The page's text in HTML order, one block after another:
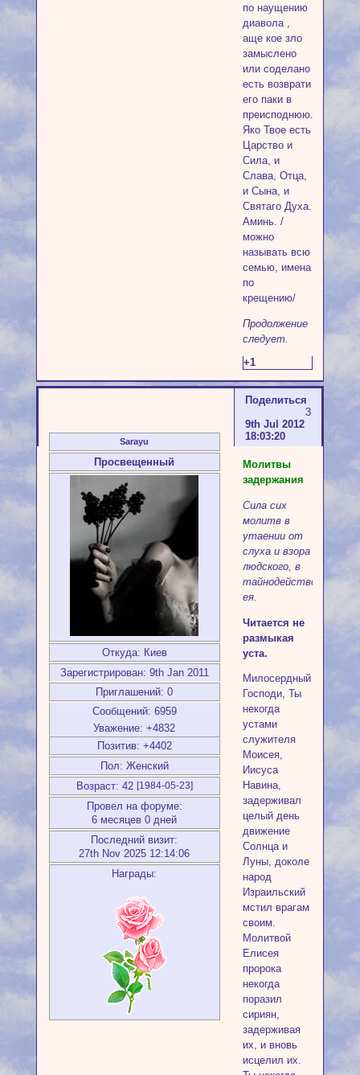
по наущению
диавола ,
аще кое зло
замыслено
или соделано
есть возврати
его паки в
преисподнюю.
Яко Твое есть
Царство и
Сила, и
Слава, Отца,
и Сына, и
Святаго Духа.
Аминь. /
можно
называть всю
семью, имена
по
крещению/
Продолжение
следует.
+1
Поделиться
3
9th Jul 2012
18:03:20
Sarayu
Просвещенный
Откуда: Киев
Зарегистрирован: 9th Jan 2011
Приглашений: 0
Сообщений: 6959
Уважение: +4832
Позитив: +4402
Пол: Женский
Возраст: 42 [1984-05-23]
Провел на форуме:
6 месяцев 0 дней
Последний визит:
27th Nov 2025 12:14:06
Награды:
Молитвы
задержания
Сила сих
молитв в
утаении от
слуха и взора
людского, в
тайнодействовании
ея.
Читается не
размыкая
уста.
Милосердный
Господи, Ты
некогда
устами
служителя
Моисея,
Иисуса
Навина,
задерживал
целый день
движение
Солнца и
Луны, доколе
народ
Израильский
мстил врагам
своим.
Молитвой
Елисея
пророка
некогда
поразил
сириян,
задерживая
их, и вновь
исцелил их.